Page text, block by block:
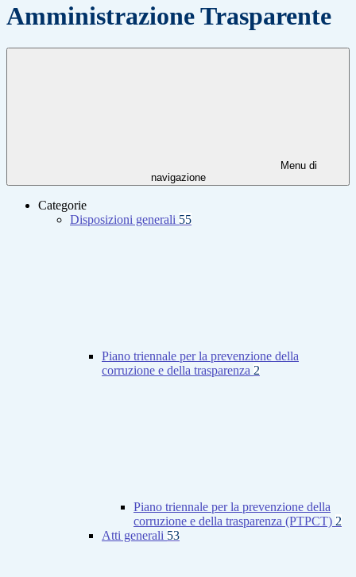
Amministrazione Trasparente
Menu di
navigazione
Categorie
Disposizioni generali 55
Piano triennale per la prevenzione della
corruzione e della trasparenza 2
Piano triennale per la prevenzione della
corruzione e della trasparenza (PTPCT) 2
Atti generali 53